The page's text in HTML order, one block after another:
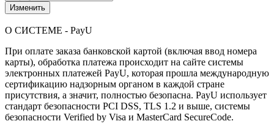
Изменить
О СИСТЕМЕ - PayU
При оплате заказа банковской картой (включая ввод номера
карты), обработка платежа происходит на сайте системы
электронных платежей PayU, которая прошла международную
сертификацию надзорным органом в каждой стране
присутствия, а значит, полностью безопасна. PayU использует
стандарт безопасности PCI DSS, TLS 1.2 и выше, системы
безопасности Verified by Visa и MasterCard SecureCode.